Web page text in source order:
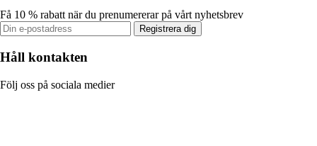
Få 10 % rabatt när du prenumererar på vårt nyhetsbrev
Registrera dig
Håll kontakten
Följ oss på sociala medier